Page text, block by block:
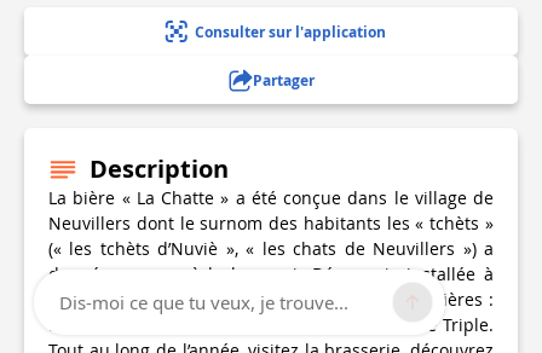
Consulter sur l'application
Partager
Description
La bière « La Chatte » a été conçue dans le village de
Neuvillers dont le surnom des habitants les « tchèts »
(« les tchèts d’Nuviè », « les chats de Neuvillers ») a
donné son nom à la brasserie.Désormais installée à
Flohimont, La Brasserie des Tchèts propose 5 bières :
La Chatte Blonde, Blanche, Brune, Noire et une Triple.
Dis-moi ce que tu veux, je trouve...